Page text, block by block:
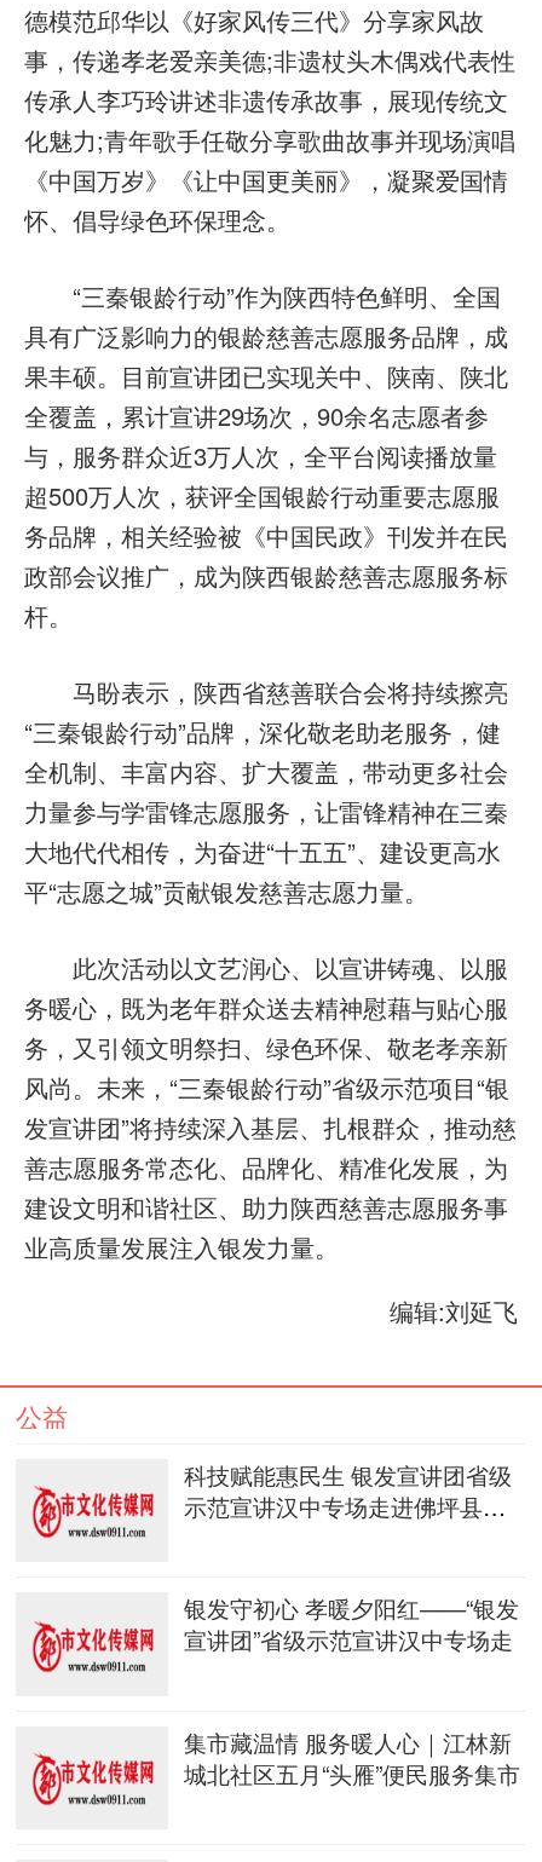
德模范邱华以《好家风传三代》分享家风故
事，传递孝老爱亲美德;非遗杖头木偶戏代表性
传承人李巧玲讲述非遗传承故事，展现传统文
化魅力;青年歌手任敬分享歌曲故事并现场演唱
《中国万岁》《让中国更美丽》，凝聚爱国情
怀、倡导绿色环保理念。
“三秦银龄行动”作为陕西特色鲜明、全国
具有广泛影响力的银龄慈善志愿服务品牌，成
果丰硕。目前宣讲团已实现关中、陕南、陕北
全覆盖，累计宣讲29场次，90余名志愿者参
与，服务群众近3万人次，全平台阅读播放量
超500万人次，获评全国银龄行动重要志愿服
务品牌，相关经验被《中国民政》刊发并在民
政部会议推广，成为陕西银龄慈善志愿服务标
杆。
马盼表示，陕西省慈善联合会将持续擦亮
“三秦银龄行动”品牌，深化敬老助老服务，健
全机制、丰富内容、扩大覆盖，带动更多社会
力量参与学雷锋志愿服务，让雷锋精神在三秦
大地代代相传，为奋进“十五五”、建设更高水
平“志愿之城”贡献银发慈善志愿力量。
此次活动以文艺润心、以宣讲铸魂、以服
务暖心，既为老年群众送去精神慰藉与贴心服
务，又引领文明祭扫、绿色环保、敬老孝亲新
风尚。未来，“三秦银龄行动”省级示范项目“银
发宣讲团”将持续深入基层、扎根群众，推动慈
善志愿服务常态化、品牌化、精准化发展，为
建设文明和谐社区、助力陕西慈善志愿服务事
业高质量发展注入银发力量。
编辑:刘延飞
公益
科技赋能惠民生 银发宣讲团省级
示范宣讲汉中专场走进佛坪县袁
银发守初心 孝暖夕阳红——“银发
宣讲团”省级示范宣讲汉中专场走
集市藏温情 服务暖人心｜江林新
城北社区五月“头雁”便民服务集市